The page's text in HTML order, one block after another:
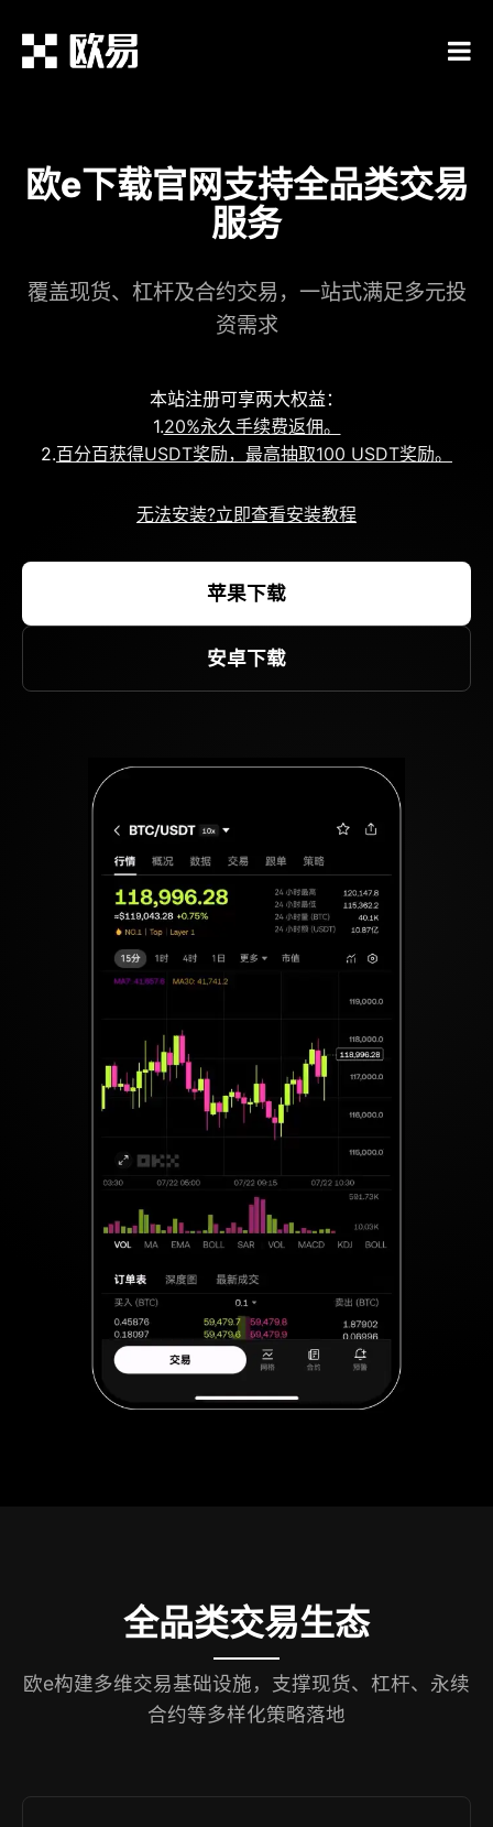
欧e下载官网支持全品类交易
服务
覆盖现货、杠杆及合约交易，一站式满足多元投
资需求
本站注册可享两大权益：
1.20%永久手续费返佣。
2.百分百获得USDT奖励，最高抽取100 USDT奖励。
无法安装?立即查看安装教程
苹果下载
安卓下载
全品类交易生态
欧e构建多维交易基础设施，支撑现货、杠杆、永续
合约等多样化策略落地